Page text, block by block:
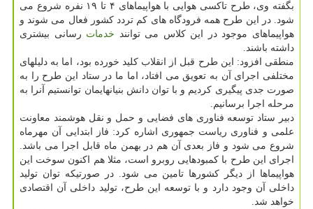
بگفته وی، طرح تاکسی هوایی با هواپیماهای ۴ تا ۱۹ نفره شروع می
شود. در این طرح همه فرودگاه های کم تردد کشور فعال می شوند و
هواپیماهای موجود در این کلاس می توانند خدمات رسانی بیشتری
داشته باشند.
منطقی افزود: این طرح قبل از انقلاب کلید خورده بود، اما به دلیلهای
مختلفی اجرای آن به تعویق می افتاد، اما ما در ستاد این طرح را به
صورت جدی پیگیری کردیم و با توان دانش بنیانهایمان توانستیم آنرا به
مرحله اجرا برسانیم.
دبیر ستاد توسعه فناوری های فضایی و حمل و نقل هوشمند معاونت
علمی و فناوری ریاست جمهوری اشاره کرد: فاز ابتدایی آن مهرماه
شروع می شود و فاز بعدی آن هم در بهمن ماه قابل اجرا می باشد.
اجرای این طرح با کمبودهایی روبرو است، مثلا هم اکنون سوخت این
هواپیماها از دیگر کشورها تامین می شود. در صورتیکه توان تولید
داخلی آن وجود دارد و با توسعه این طرح، تولید داخلی آن اقتصادی
خواهد شد.